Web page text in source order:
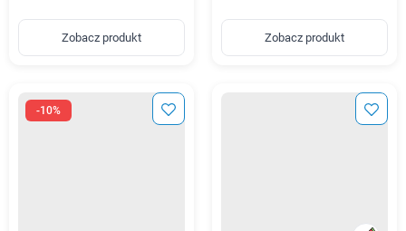
Zobacz produkt Zobacz produkt
-10%